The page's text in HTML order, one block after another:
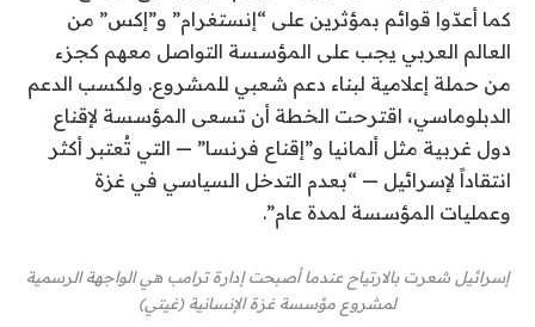
كما أعدّوا قوائم بمؤثرين على “إنستغرام” و”إكس” من
العالم العربي يجب على المؤسسة التواصل معهم كجزء
من حملة إعلامية لبناء دعم شعبي للمشروع. ولكسب الدعم
الدبلوماسي، اقترحت الخطة أن تسعى المؤسسة لإقناع
دول غربية مثل ألمانيا و”إقناع فرنسا” — التي تُعتبر أكثر
انتقاداً لإسرائيل — “بعدم التدخل السياسي في غزة
وعمليات المؤسسة لمدة عام”.
إسرائيل شعرت بالارتياح عندما أصبحت إدارة ترامب هي الواجهة الرسمية
لمشروع مؤسسة غزة الإنسانية (غيتي)